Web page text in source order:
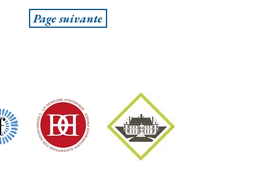
Page suivante